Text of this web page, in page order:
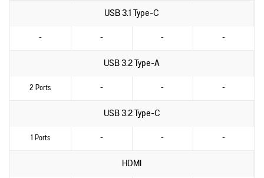
USB 3.1 Type-C
- - - -
USB 3.2 Type-A
2 Ports - - -
USB 3.2 Type-C
1 Ports - - -
HDMI